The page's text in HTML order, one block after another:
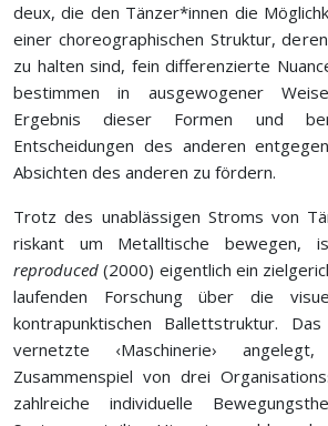
deux, die den Tänzer*innen die
einer choreographischen Struktur,
zu halten sind, fein differenzierte
bestimmen in ausgewogener
Ergebnis dieser Formen und
Entscheidungen des anderen
Absichten des anderen zu fördern.
Trotz des unablässigen Stroms von
riskant um Metalltische bewegen,
reproduced (2000) eigentlich ein
laufenden Forschung über die
kontrapunktischen Ballettstruktur.
vernetzte ‹Maschinerie›
Zusammenspiel von drei
zahlreiche individuelle